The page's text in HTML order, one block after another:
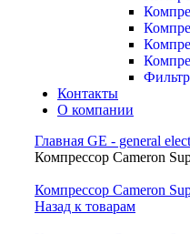
Контакты
О компании
Главная GE - general
Компрессор Cameron
Компрессор Cameron
Назад к товарам